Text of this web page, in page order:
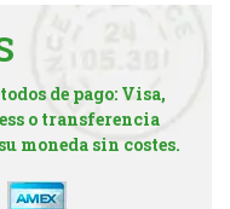
de pago: Visa,
o transferencia
moneda sin costes.